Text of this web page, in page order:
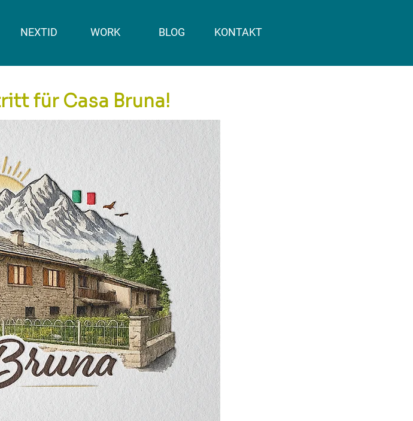
NEXTID WORK BLOG KONTAKT
für Casa Bruna!